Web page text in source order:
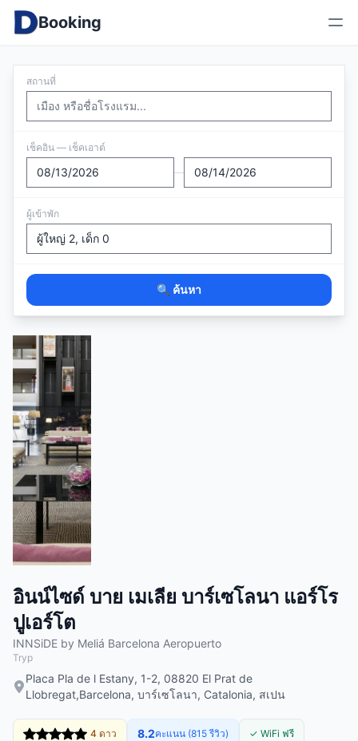
Booking
สถานที่
เช็คอิน — เช็คเอาต์
—
ผู้เข้าพัก
🔍 ค้นหา
อินน์ไซด์ บาย เมเลีย บาร์เซโลนา แอร์โร
ปูเอร์โต
INNSiDE by Meliá Barcelona Aeropuerto
Tryp
Placa Pla de l Estany, 1-2, 08820 El Prat de
Llobregat,Barcelona, บาร์เซโลนา, Catalonia, สเปน
4 ดาว 8.2คะแนน (815 รีวิว) ✓ WiFi ฟรี